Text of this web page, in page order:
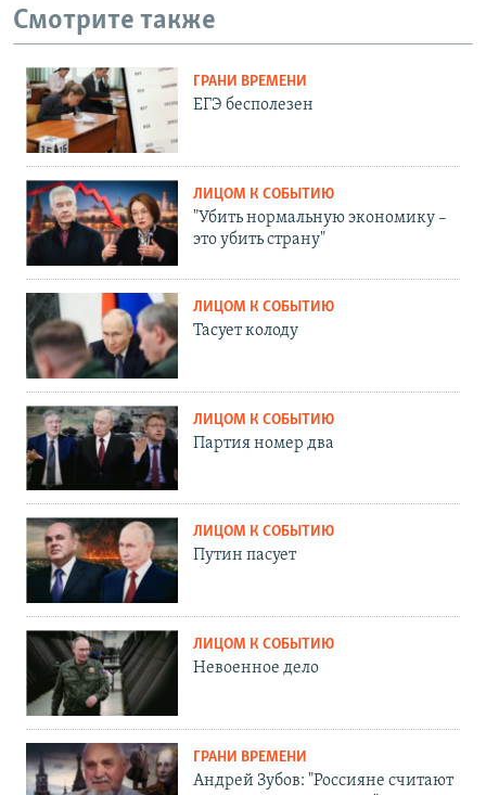
Смотрите также
ГРАНИ ВРЕМЕНИ
ЕГЭ бесполезен
ЛИЦОМ К СОБЫТИЮ
"Убить нормальную экономику –
это убить страну"
ЛИЦОМ К СОБЫТИЮ
Тасует колоду
ЛИЦОМ К СОБЫТИЮ
Партия номер два
ЛИЦОМ К СОБЫТИЮ
Путин пасует
ЛИЦОМ К СОБЫТИЮ
Невоенное дело
ГРАНИ ВРЕМЕНИ
Андрей Зубов: "Россияне считают